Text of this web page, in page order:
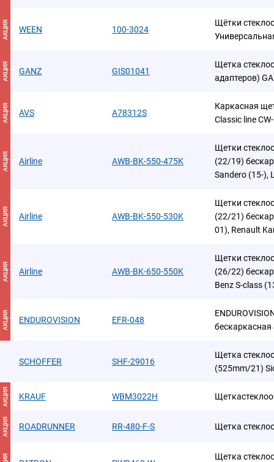
АКЦИЯ WEEN 100-3024
Щётки
АКЦИЯ GANZ GIS01041
Щетка
адаптеров)
АКЦИЯ AVS A78312S
Каркасная
Classic line
АКЦИЯ Airline AWB-BK-550-475K
Щетки
(22/19)
Sandero (15-),
АКЦИЯ Airline AWB-BK-550-530K
Щетки
(22/21)
01), Renault
АКЦИЯ Airline AWB-BK-650-550K
Щетки
(26/22)
Benz S-class
АКЦИЯ ENDUROVISION EFR-048
SCHOFFER SHF-29016
Щетка
(525mm/21)
АКЦИЯ KRAUF WBM3022H
АКЦИЯ ROADRUNNER RR-480-F-S Щетка
Щетка